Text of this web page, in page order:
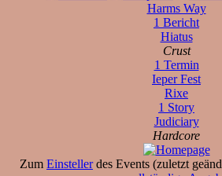
Harms Way
1 Bericht
Hiatus
Crust
1 Termin
Ieper Fest
Rixe
1 Story
Judiciary
Hardcore
Zum Einstellerdes Events (zuletzt